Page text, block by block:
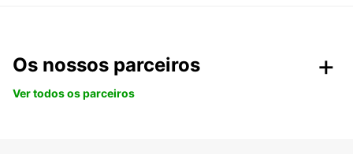
Os nossos parceiros
Ver todos os parceiros